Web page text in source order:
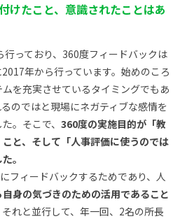
けたこと、意識されたことはあ
っており、360度フィードバックは
年から行っています。始めのころ
を充実させているタイミングでもあ
のではと現場にネガティブな感情を
。そこで、 360度の実施目的が「教
と、そして「人事評価に使うのでは
。
フィードバックするためであり、人
自身の気づきのための活用であること
それと並行して、年一回、2名の所長